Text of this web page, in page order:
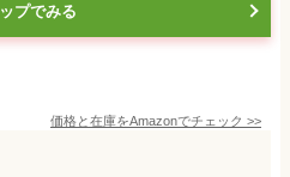
プでみる
価格と在庫をAmazonでチェック >>